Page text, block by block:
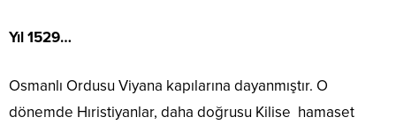
Yıl 1529…
Osmanlı Ordusu Viyana kapılarına dayanmıştır. O
dönemde Hıristiyanlar, daha doğrusu Kilise hamaset